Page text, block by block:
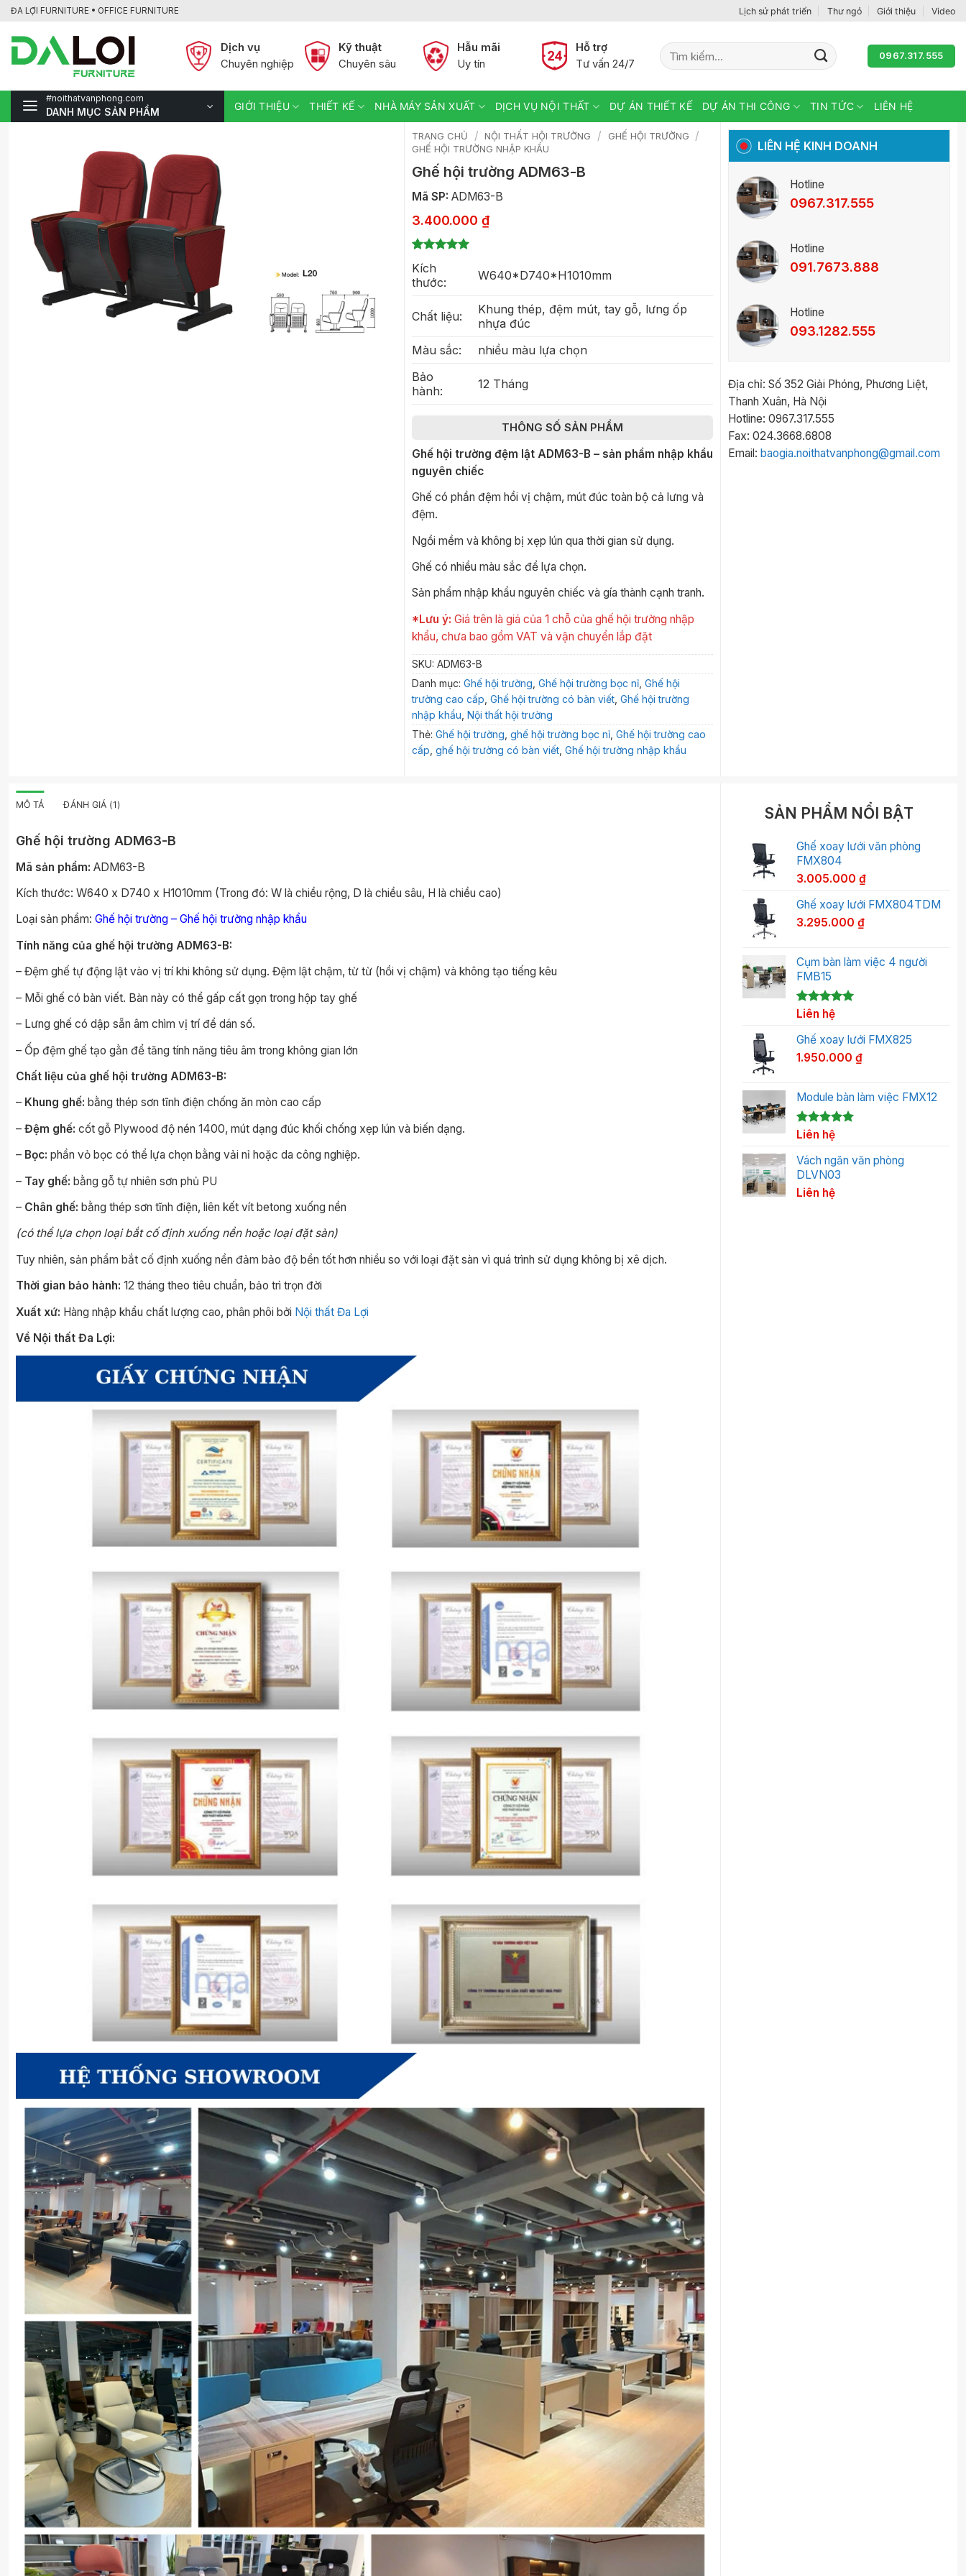
Bỏ
nội
dung
ĐA LỢI FURNITURE • OFFICE FURNITURE Lịch sử phát triển Thư ngỏ Giới thiệu Video
Dịch vụ
Chuyên nghiệp
Kỹ thuật
Chuyên sâu
Hẫu mãi
Uy tín
Hỗ trợ
Tư vấn 24/7
Tìm
kiếm:
0967.317.555
#noithatvanphong.com
DANH MỤC SẢN PHẨM GIỚI THIỆU THIẾT KẾ NHÀ MÁY SẢN XUẤT DỊCH VỤ NỘI THẤT DỰ ÁN THIẾT KẾ DỰ ÁN THI CÔNG TIN TỨC LIÊN HỆ
TRANG CHỦ / NỘI THẤT HỘI TRƯỜNG / GHẾ HỘI TRƯỜNG /
GHẾ HỘI TRƯỜNG NHẬP KHẨU
Ghế hội trường ADM63-B
Mã SP: ADM63-B
3.400.000 ₫
trên 5
dựa trên
đánh giá
Kích
thước:
W640*D740*H1010mm
Chất liệu:
Khung thép, đệm mút, tay gỗ, lưng ốp
nhựa đúc
Màu sắc:
nhiều màu lựa chọn
Bảo
hành:
12 Tháng
THÔNG SỐ SẢN PHẨM
Ghế hội trường đệm lật ADM63-B – sản phẩm nhập khẩu
nguyên chiếc
Ghế có phần đệm hồi vị chậm, mút đúc toàn bộ cả lưng và
đệm.
Ngồi mềm và không bị xẹp lún qua thời gian sử dụng.
Ghế có nhiều màu sắc để lựa chọn.
Sản phẩm nhập khẩu nguyên chiếc và gía thành cạnh tranh.
*Lưu ý: Giá trên là giá của 1 chỗ của ghế hội trường nhập
khẩu, chưa bao gồm VAT và vận chuyển lắp đặt
SKU: ADM63-B
Danh mục: Ghế hội trường Ghế hội trường bọc nỉ Ghế hội
trường cao cấp Ghế hội trường có bàn viết Ghế hội trường
nhập khẩu Nội thất hội trường
Thẻ: Ghế hội trường ghế hội trường bọc nỉ Ghế hội trường cao
cấp ghế hội trường có bàn viết Ghế hội trường nhập khẩu
LIÊN HỆ KINH DOANH
Hotline
0967.317.555
Hotline
091.7673.888
Hotline
093.1282.555
Địa chỉ: Số 352 Giải Phóng, Phương Liệt,
Thanh Xuân, Hà Nội
Hotline: 0967.317.555
Fax: 024.3668.6808
Email: baogia.noithatvanphong@gmail.com
MÔ TẢ ĐÁNH GIÁ (1)
Ghế hội trường ADM63-B
Mã sản phẩm: ADM63-B
Kích thước: W640 x D740 x H1010mm (Trong đó: W là chiều rộng, D là chiều sâu, H là chiều cao)
Loại sản phẩm: Ghế hội trường – Ghế hội trường nhập khẩu
Tính năng của ghế hội trường ADM63-B:
– Đệm ghế tự động lật vào vị trí khi không sử dụng. Đệm lật chậm, từ từ (hồi vị chậm) và không tạo tiếng kêu
– Mỗi ghế có bàn viết. Bàn này có thể gấp cất gọn trong hộp tay ghế
– Lưng ghế có dập sẵn âm chìm vị trí để dán số.
– Ốp đệm ghế tạo gằn để tăng tính năng tiêu âm trong không gian lớn
Chất liệu của ghế hội trường ADM63-B:
– Khung ghế: bằng thép sơn tĩnh điện chống ăn mòn cao cấp
– Đệm ghế: cốt gỗ Plywood độ nén 1400, mút dạng đúc khối chống xẹp lún và biến dạng.
– Bọc: phần vỏ bọc có thể lựa chọn bằng vải nỉ hoặc da công nghiệp.
– Tay ghế: bằng gỗ tự nhiên sơn phủ PU
– Chân ghế: bằng thép sơn tĩnh điện, liên kết vít betong xuống nền
(có thể lựa chọn loại bắt cố định xuống nền hoặc loại đặt sàn)
Tuy nhiên, sản phẩm bắt cố định xuống nền đảm bảo độ bền tốt hơn nhiều so với loại đặt sàn vì quá trình sử dụng không bị xê dịch.
Thời gian bảo hành: 12 tháng theo tiêu chuẩn, bảo trì trọn đời
Xuất xứ: Hàng nhập khẩu chất lượng cao, phân phôi bởi Nội thất Đa Lợi
Về Nội thất Đa Lợi:
SẢN PHẨM NỔI BẬT
Ghế xoay lưới văn phòng
FMX804
3.005.000₫
Ghế xoay lưới FMX804TDM
3.295.000₫
Cụm bàn làm việc 4 người
FMB15
5.00trên 5
dựa trên
1
đánh giá
Liên hệ
Ghế xoay lưới FMX825
1.950.000₫
Module bàn làm việc FMX12
5.00trên 5
dựa trên
1
đánh giá
Liên hệ
Vách ngăn văn phòng
DLVN03
Liên hệ